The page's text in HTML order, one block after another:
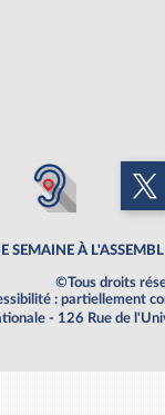
SEMAINE À
©Tous droits
: partiellement
- 126 Rue de